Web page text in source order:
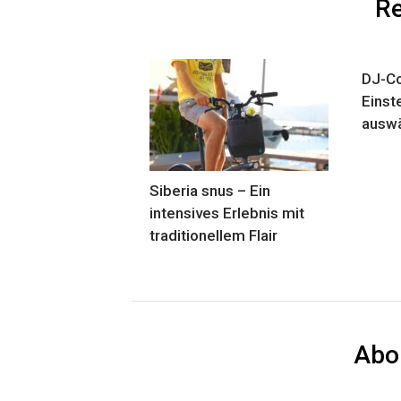
Siberia snus – Ein
intensives Erlebnis mit
traditionellem Flair
DJ-